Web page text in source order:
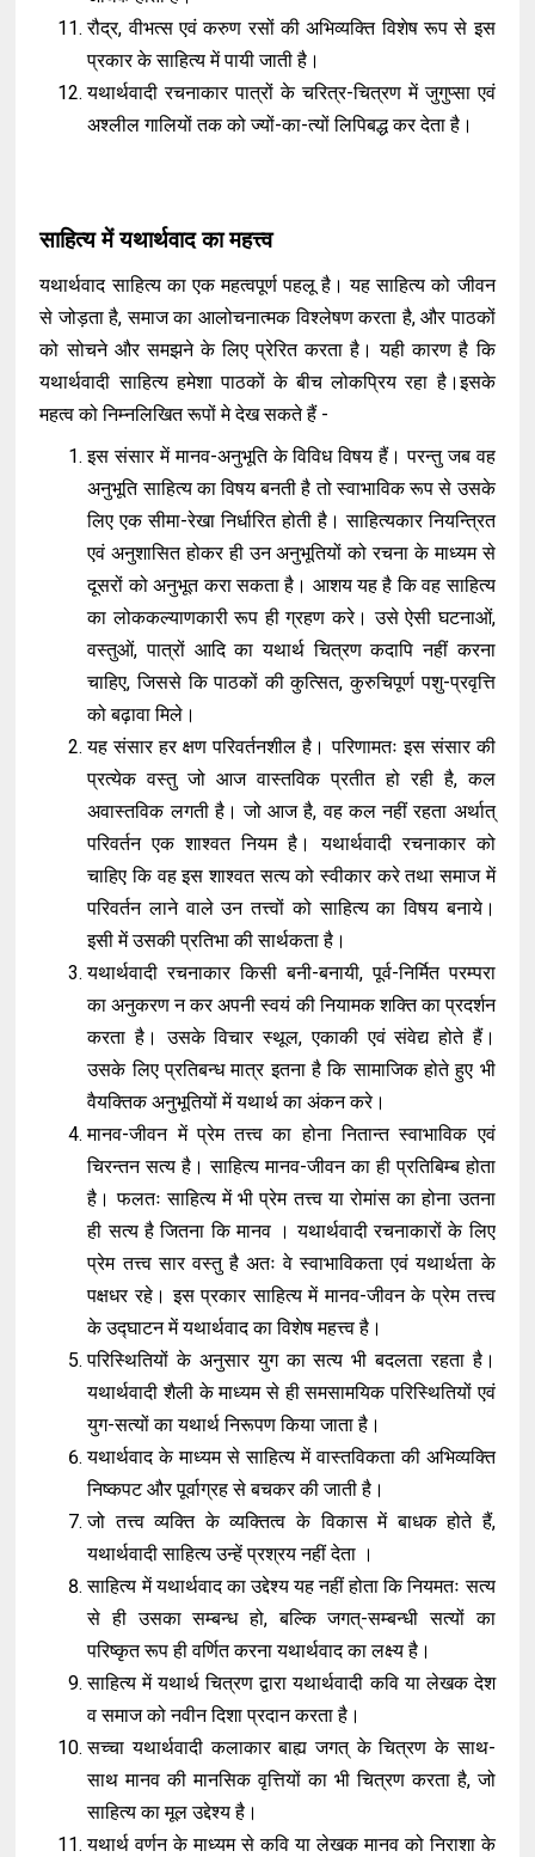
रौद्र, वीभत्स एवं करुण रसों की अभिव्यक्ति विशेष रूप से इस
प्रकार के साहित्य में पायी जाती है।
यथार्थवादी रचनाकार पात्रों के चरित्र-चित्रण में जुगुप्सा एवं
अश्लील गालियों तक को ज्यों-का-त्यों लिपिबद्ध कर देता है।
साहित्य में यथार्थवाद का महत्त्व
यथार्थवाद साहित्य का एक महत्वपूर्ण पहलू है। यह साहित्य को जीवन
से जोड़ता है, समाज का आलोचनात्मक विश्लेषण करता है, और पाठकों
को सोचने और समझने के लिए प्रेरित करता है। यही कारण है कि
यथार्थवादी साहित्य हमेशा पाठकों के बीच लोकप्रिय रहा है।इसके
महत्व को निम्नलिखित रूपों मे देख सकते हैं -
इस संसार में मानव-अनुभूति के विविध विषय हैं। परन्तु जब वह
अनुभूति साहित्य का विषय बनती है तो स्वाभाविक रूप से उसके
लिए एक सीमा-रेखा निर्धारित होती है। साहित्यकार नियन्त्रित
एवं अनुशासित होकर ही उन अनुभूतियों को रचना के माध्यम से
दूसरों को अनुभूत करा सकता है। आशय यह है कि वह साहित्य
का लोककल्याणकारी रूप ही ग्रहण करे। उसे ऐसी घटनाओं,
वस्तुओं, पात्रों आदि का यथार्थ चित्रण कदापि नहीं करना
चाहिए, जिससे कि पाठकों की कुत्सित, कुरुचिपूर्ण पशु-प्रवृत्ति
को बढ़ावा मिले।
यह संसार हर क्षण परिवर्तनशील है। परिणामतः इस संसार की
प्रत्येक वस्तु जो आज वास्तविक प्रतीत हो रही है, कल
अवास्तविक लगती है। जो आज है, वह कल नहीं रहता अर्थात्
परिवर्तन एक शाश्वत नियम है। यथार्थवादी रचनाकार को
चाहिए कि वह इस शाश्वत सत्य को स्वीकार करे तथा समाज में
परिवर्तन लाने वाले उन तत्त्वों को साहित्य का विषय बनाये।
इसी में उसकी प्रतिभा की सार्थकता है।
यथार्थवादी रचनाकार किसी बनी-बनायी, पूर्व-निर्मित परम्परा
का अनुकरण न कर अपनी स्वयं की नियामक शक्ति का प्रदर्शन
करता है। उसके विचार स्थूल, एकाकी एवं संवेद्य होते हैं।
उसके लिए प्रतिबन्ध मात्र इतना है कि सामाजिक होते हुए भी
वैयक्तिक अनुभूतियों में यथार्थ का अंकन करे।
मानव-जीवन में प्रेम तत्त्व का होना नितान्त स्वाभाविक एवं
चिरन्तन सत्य है। साहित्य मानव-जीवन का ही प्रतिबिम्ब होता
है। फलतः साहित्य में भी प्रेम तत्त्व या रोमांस का होना उतना
ही सत्य है जितना कि मानव । यथार्थवादी रचनाकारों के लिए
प्रेम तत्त्व सार वस्तु है अतः वे स्वाभाविकता एवं यथार्थता के
पक्षधर रहे। इस प्रकार साहित्य में मानव-जीवन के प्रेम तत्त्व
के उद्घाटन में यथार्थवाद का विशेष महत्त्व है।
परिस्थितियों के अनुसार युग का सत्य भी बदलता रहता है।
यथार्थवादी शैली के माध्यम से ही समसामयिक परिस्थितियों एवं
युग-सत्यों का यथार्थ निरूपण किया जाता है।
यथार्थवाद के माध्यम से साहित्य में वास्तविकता की अभिव्यक्ति
निष्कपट और पूर्वाग्रह से बचकर की जाती है।
जो तत्त्व व्यक्ति के व्यक्तित्व के विकास में बाधक होते हैं,
यथार्थवादी साहित्य उन्हें प्रश्रय नहीं देता ।
साहित्य में यथार्थवाद का उद्देश्य यह नहीं होता कि नियमतः सत्य
से ही उसका सम्बन्ध हो, बल्कि जगत्-सम्बन्धी सत्यों का
परिष्कृत रूप ही वर्णित करना यथार्थवाद का लक्ष्य है।
साहित्य में यथार्थ चित्रण द्वारा यथार्थवादी कवि या लेखक देश
व समाज को नवीन दिशा प्रदान करता है।
सच्चा यथार्थवादी कलाकार बाह्य जगत् के चित्रण के साथ-
साथ मानव की मानसिक वृत्तियों का भी चित्रण करता है, जो
साहित्य का मूल उद्देश्य है।
यथार्थ वर्णन के माध्यम से कवि या लेखक मानव को निराशा के